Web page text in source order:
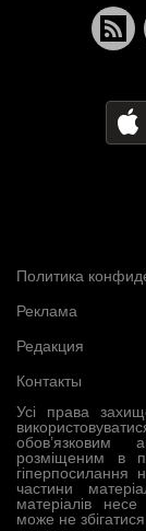
Усі права
обов’язковим
розміщеним в
гіперпосилання
частини
матеріалів
може не
Политика
Реклама
Редакция
Контакты